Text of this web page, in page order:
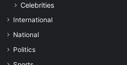
Celebrities
International
National
Politics